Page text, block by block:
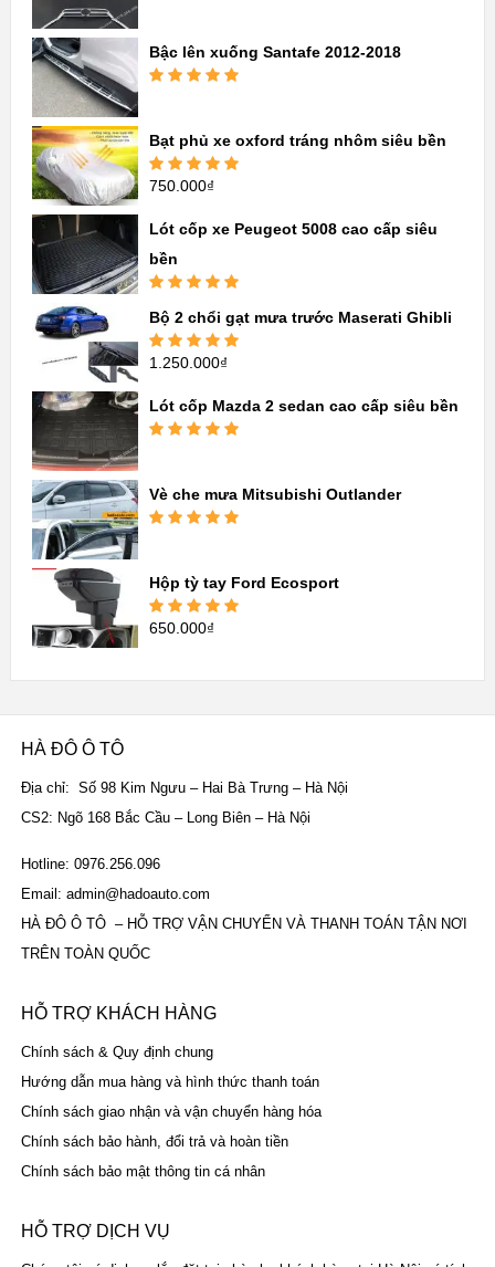
Bậc lên xuống Santafe 2012-2018
Bạt phủ xe oxford tráng nhôm siêu bền
Được xếp
750.000₫
Lót cốp xe Peugeot 5008 cao cấp siêu
bền
hạng5.005
sao
Bộ 2 chổi gạt mưa trước Maserati Ghibli
Được xếp
1.250.000₫
Lót cốp Mazda 2 sedan cao cấp siêu bền
Vè che mưa Mitsubishi Outlander
Hộp tỳ tay Ford Ecosport
Được xếp
650.000₫
HÀ ĐÔ Ô TÔ
Địa chỉ: Số 98 Kim Ngưu – Hai Bà Trưng – Hà Nội
CS2: Ngõ 168 Bắc Cầu – Long Biên – Hà Nội
Hotline: 0976.256.096
Email: admin@hadoauto.com
HÀ ĐÔ Ô TÔ – HỖ TRỢ VẬN CHUYỂN VÀ THANH TOÁN TẬN NƠI
TRÊN TOÀN QUỐC
HỖ TRỢ KHÁCH HÀNG
Chính sách & Quy định chung
Hướng dẫn mua hàng và hình thức thanh toán
Chính sách giao nhận và vận chuyển hàng hóa
Chính sách bảo hành, đổi trả và hoàn tiền
Chính sách bảo mật thông tin cá nhân
HỖ TRỢ DỊCH VỤ